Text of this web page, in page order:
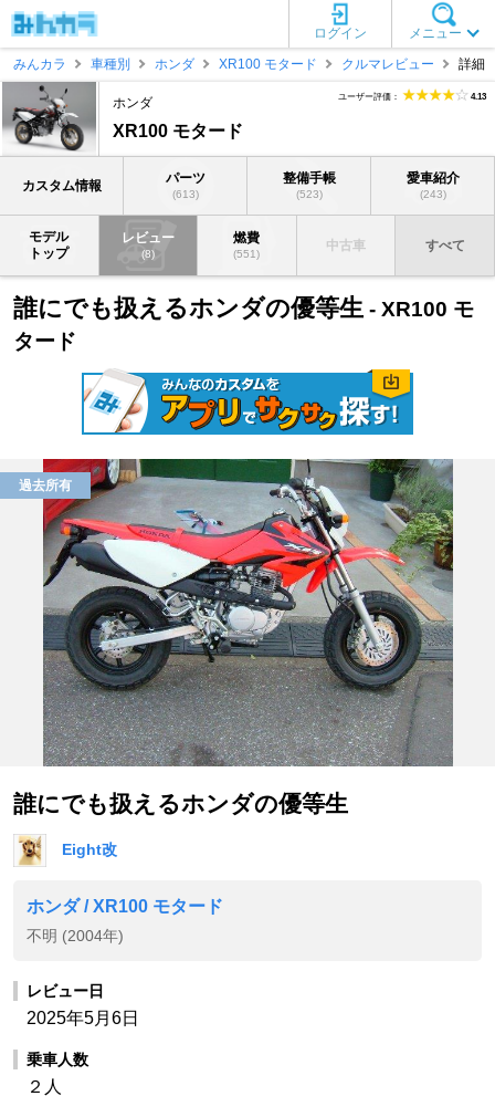
メニュー
ログイン
みんカラ
車種別 ホンダ XR100 モタード クルマレビュー 詳細
ホンダ
XR100 モタード
ユーザー評価： 4.13
カスタム情報 パーツ
(613)
整備手帳
(523)
愛車紹介
(243)
モデル
トップ
レビュー
(8)
燃費
(551)
中古車 すべて
誰にでも扱えるホンダの優等生 - XR100 モ
タード
過去所有
誰にでも扱えるホンダの優等生
Eight改
ホンダ / XR100 モタード
不明 (2004年)
レビュー日
2025年5月6日
乗車人数
２人